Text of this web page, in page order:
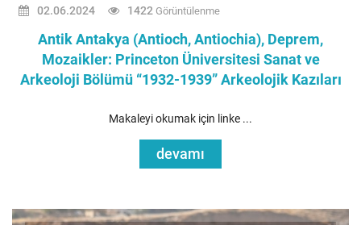
02.06.2024 1422 Görüntülenme
Antik Antakya (Antioch, Antiochia), Deprem,
Mozaikler: Princeton Üniversitesi Sanat ve
Arkeoloji Bölümü “1932-1939” Arkeolojik Kazıları
Makaleyi okumak için linke ...
devamı